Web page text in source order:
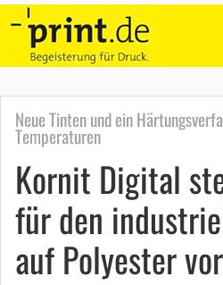
Neue Tinten und ein
Temperaturen
Kornit Digital
für den
auf Polyester vor